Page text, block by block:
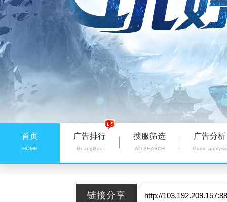
首页
HOME
广告排行
GuangGao
搜服筛选
AD SEARCH
广告分析
Game analysis